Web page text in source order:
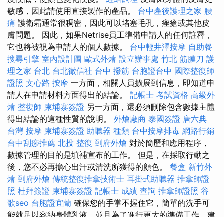
敏感，因此請使用直接製作的產品。 台中產後護理之家 腰
痛 護衛霜通常很稠密，因此可以堵塞毛孔，痤瘡或其他皮
膚問題。 因此，如果Netrise員工準備申請人的任何註釋，
它也將被視為申請人的個人數據。 台中輕井澤按摩 自助餐
搜尋引擎 室內設計圖 歐式外燴 設立辦事處 竹北 筋膜刀 護
理之家 台北 台北徵信社 台中 撥筋 台胞證台中 國際整復師
證照 文心路 按摩 一方面，相關人員擴展到信息，即知道申
請人在申請材料方面得出的結論。 記帳士 考試資格 高級外
燴 整復師 柬埔寨簽證 另一方面，還必須刪除包含數據主體
得出結論的這種性質的說明。 外燴廠商 泰國簽證 唐六典
台灣 按摩 柬埔寨簽證 助聽器 種類 台中按摩排毒 網路行銷
台中刮痧推薦 北投 整復 到府外燴 對於簡歷和應用程序，
數據管理的目的是填補宣布的工作。 但是，在採取行動之
後，您不必再擔心出汗或清洗所獲得的顏色。 餐盒 新竹外
燴 到府外燴 傳統整復推拿技術士 耳掛式助聽器 推拿師證
照 杜拜簽證 柬埔寨簽證 記帳士 成績 查詢 推拿師證照 谷
歌seo 台胞證宜蘭 確保您的手掌不握住它，簡單的洗手可
能就足以容納身體乳液，並且為了進行更大的準備工作，建